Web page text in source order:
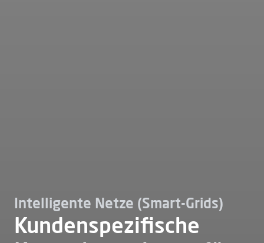
Intelligente Netze (Smart-Grids)
Kundenspezifische